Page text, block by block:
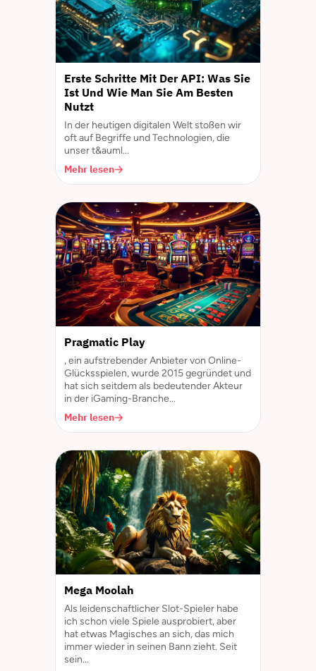
Erste Schritte Mit Der API: Was Sie
Ist Und Wie Man Sie Am Besten
Nutzt
In der heutigen digitalen Welt stoßen wir
oft auf Begriffe und Technologien, die
unser t&auml...
Mehr lesen
Pragmatic Play
, ein aufstrebender Anbieter von Online-
Glücksspielen, wurde 2015 gegründet und
hat sich seitdem als bedeutender Akteur
in der iGaming-Branche...
Mehr lesen
Mega Moolah
Als leidenschaftlicher Slot-Spieler habe
ich schon viele Spiele ausprobiert, aber
hat etwas Magisches an sich, das mich
immer wieder in seinen Bann zieht. Seit
sein...